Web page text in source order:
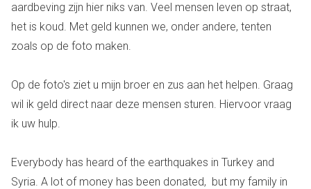
aardbeving zijn hier niks van. Veel mensen leven op straat,
het is koud. Met geld kunnen we, onder andere, tenten
zoals op de foto maken.
Op de foto's ziet u mijn broer en zus aan het helpen. Graag
wil ik geld direct naar deze mensen sturen. Hiervoor vraag
ik uw hulp.
Everybody has heard of the earthquakes in Turkey and
Syria. A lot of money has been donated, but my family in